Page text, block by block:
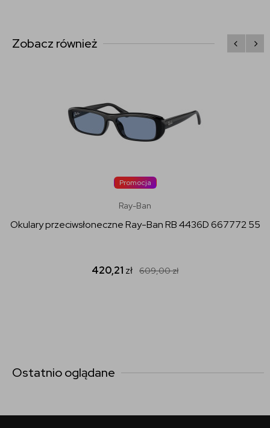
Zobacz również
Promocja
Ray-Ban
Okulary przeciwsłoneczne Ray-Ban RB 4436D 667772 55
420,21 zł 609,00zł
Ostatnio oglądane